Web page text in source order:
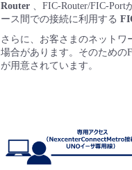
Router 、FIC-Router/FIC-Port
ース間での接続に利用する
さらに、お客さまのネットワ
場合があります。そのための
が用意されています。